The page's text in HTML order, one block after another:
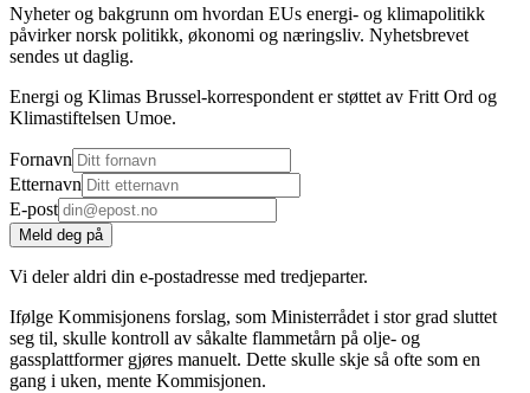
Nyheter og bakgrunn om hvordan EUs energi- og klimapolitikk
påvirker norsk politikk, økonomi og næringsliv. Nyhetsbrevet
sendes ut daglig.
Energi og Klimas Brussel-korrespondent er støttet av Fritt Ord og
Klimastiftelsen Umoe.
Fornavn
Etternavn
E-post
Meld deg på
Vi deler aldri din e-postadresse med tredjeparter.
Ifølge Kommisjonens forslag, som Ministerrådet i stor grad sluttet
seg til, skulle kontroll av såkalte flammetårn på olje- og
gassplattformer gjøres manuelt. Dette skulle skje så ofte som en
gang i uken, mente Kommisjonen.